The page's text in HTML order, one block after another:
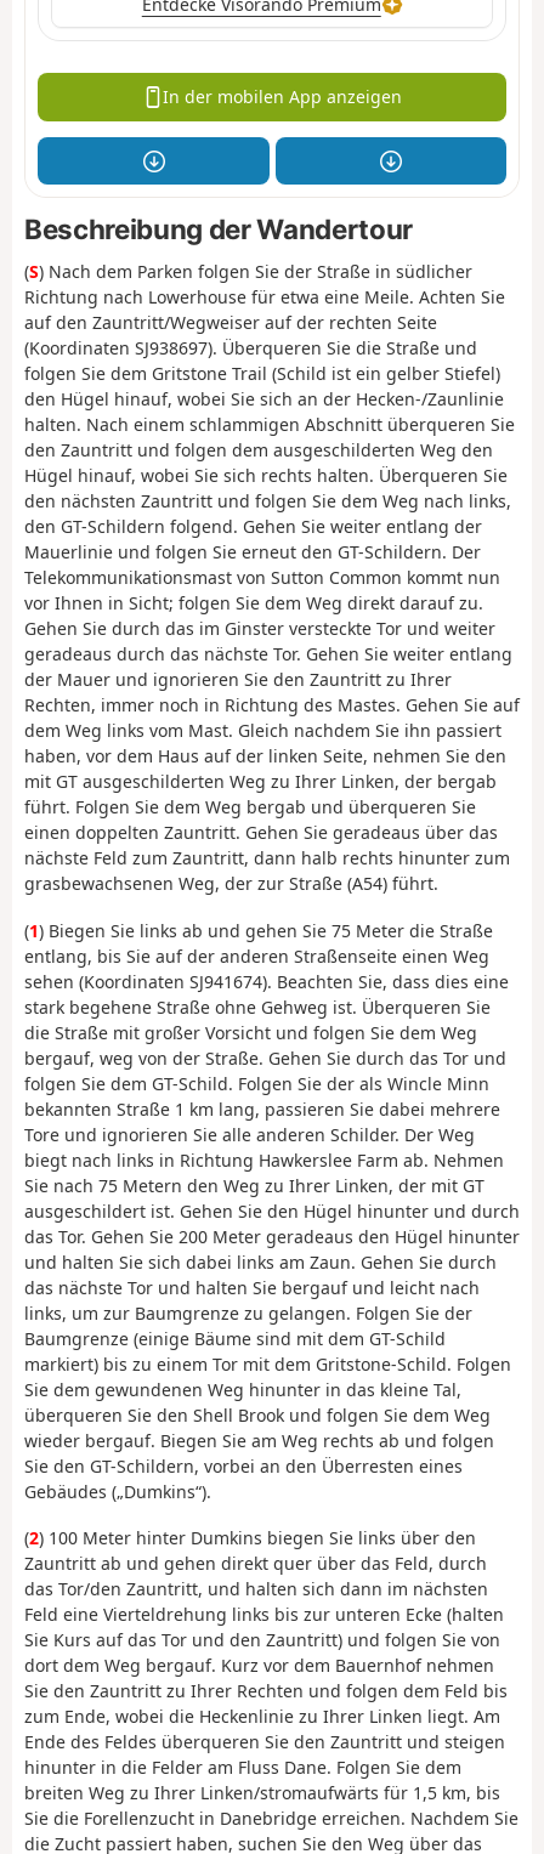
In der mobilen App anzeigen
Beschreibung der Wandertour
(S) Nach dem Parken folgen Sie der Straße in südlicher
Richtung nach Lowerhouse für etwa eine Meile. Achten Sie
auf den Zauntritt/Wegweiser auf der rechten Seite
(Koordinaten SJ938697). Überqueren Sie die Straße und
folgen Sie dem Gritstone Trail (Schild ist ein gelber Stiefel)
den Hügel hinauf, wobei Sie sich an der Hecken-/Zaunlinie
halten. Nach einem schlammigen Abschnitt überqueren Sie
den Zauntritt und folgen dem ausgeschilderten Weg den
Hügel hinauf, wobei Sie sich rechts halten. Überqueren Sie
den nächsten Zauntritt und folgen Sie dem Weg nach links,
den GT-Schildern folgend. Gehen Sie weiter entlang der
Mauerlinie und folgen Sie erneut den GT-Schildern. Der
Telekommunikationsmast von Sutton Common kommt nun
vor Ihnen in Sicht; folgen Sie dem Weg direkt darauf zu.
Gehen Sie durch das im Ginster versteckte Tor und weiter
geradeaus durch das nächste Tor. Gehen Sie weiter entlang
der Mauer und ignorieren Sie den Zauntritt zu Ihrer
Rechten, immer noch in Richtung des Mastes. Gehen Sie auf
dem Weg links vom Mast. Gleich nachdem Sie ihn passiert
haben, vor dem Haus auf der linken Seite, nehmen Sie den
mit GT ausgeschilderten Weg zu Ihrer Linken, der bergab
führt. Folgen Sie dem Weg bergab und überqueren Sie
einen doppelten Zauntritt. Gehen Sie geradeaus über das
nächste Feld zum Zauntritt, dann halb rechts hinunter zum
grasbewachsenen Weg, der zur Straße (A54) führt.
(1) Biegen Sie links ab und gehen Sie 75 Meter die Straße
entlang, bis Sie auf der anderen Straßenseite einen Weg
sehen (Koordinaten SJ941674). Beachten Sie, dass dies eine
stark begehene Straße ohne Gehweg ist. Überqueren Sie
die Straße mit großer Vorsicht und folgen Sie dem Weg
bergauf, weg von der Straße. Gehen Sie durch das Tor und
folgen Sie dem GT-Schild. Folgen Sie der als Wincle Minn
bekannten Straße 1 km lang, passieren Sie dabei mehrere
Tore und ignorieren Sie alle anderen Schilder. Der Weg
biegt nach links in Richtung Hawkerslee Farm ab. Nehmen
Sie nach 75 Metern den Weg zu Ihrer Linken, der mit GT
ausgeschildert ist. Gehen Sie den Hügel hinunter und durch
das Tor. Gehen Sie 200 Meter geradeaus den Hügel hinunter
und halten Sie sich dabei links am Zaun. Gehen Sie durch
das nächste Tor und halten Sie bergauf und leicht nach
links, um zur Baumgrenze zu gelangen. Folgen Sie der
Baumgrenze (einige Bäume sind mit dem GT-Schild
markiert) bis zu einem Tor mit dem Gritstone-Schild. Folgen
Sie dem gewundenen Weg hinunter in das kleine Tal,
überqueren Sie den Shell Brook und folgen Sie dem Weg
wieder bergauf. Biegen Sie am Weg rechts ab und folgen
Sie den GT-Schildern, vorbei an den Überresten eines
Gebäudes („Dumkins“).
(2) 100 Meter hinter Dumkins biegen Sie links über den
Zauntritt ab und gehen direkt quer über das Feld, durch
das Tor/den Zauntritt, und halten sich dann im nächsten
Feld eine Vierteldrehung links bis zur unteren Ecke (halten
Sie Kurs auf das Tor und den Zauntritt) und folgen Sie von
dort dem Weg bergauf. Kurz vor dem Bauernhof nehmen
Sie den Zauntritt zu Ihrer Rechten und folgen dem Feld bis
zum Ende, wobei die Heckenlinie zu Ihrer Linken liegt. Am
Ende des Feldes überqueren Sie den Zauntritt und steigen
hinunter in die Felder am Fluss Dane. Folgen Sie dem
breiten Weg zu Ihrer Linken/stromaufwärts für 1,5 km, bis
Sie die Forellenzucht in Danebridge erreichen. Nachdem Sie
die Zucht passiert haben, suchen Sie den Weg über das